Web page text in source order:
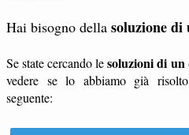
Hai bisogno della soluzione di
Se state cercando lesoluzioni di un
vedere se lo abbiamo già
seguente: